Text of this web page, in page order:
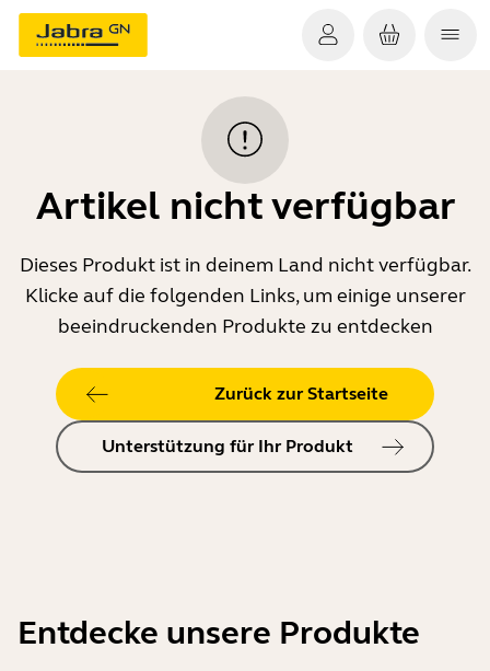
Artikel nicht verfügbar
Dieses Produkt ist in deinem Land nicht verfügbar.
Klicke auf die folgenden Links, um einige unserer
beeindruckenden Produkte zu entdecken
Zurück zur Startseite
Unterstützung für Ihr Produkt
Entdecke unsere Produkte